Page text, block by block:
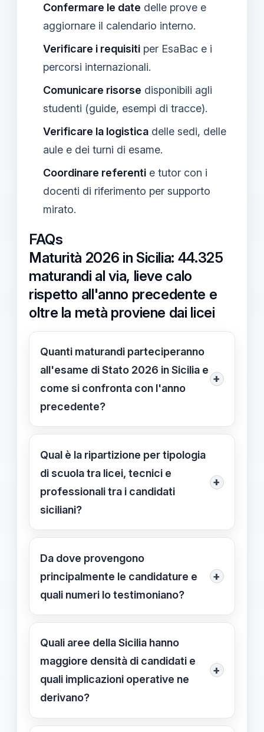
Confermare le date delle prove e
aggiornare il calendario interno.
Verificare i requisiti per EsaBac e i
percorsi internazionali.
Comunicare risorse disponibili agli
studenti (guide, esempi di tracce).
Verificare la logistica delle sedi, delle
aule e dei turni di esame.
Coordinare referenti e tutor con i
docenti di riferimento per supporto
mirato.
FAQs
Maturità 2026 in Sicilia: 44.325
maturandi al via, lieve calo
rispetto all'anno precedente e
oltre la metà proviene dai licei
Quanti maturandi parteciperanno
all'esame di Stato 2026 in Sicilia e
come si confronta con l'anno
precedente?
+
Sono 44.325 i maturandi al via in
Sicilia nel 2026, con un lieve calo
rispetto al 2025. Le prove principali
hanno date fisse: prima prova di
Italiano il 18/06/2026 e seconda il
Qual è la ripartizione per tipologia
di scuola tra licei, tecnici e
professionali tra i candidati
siciliani?
+
Licei: 24.161 maturandi (54%). Istituti
tecnici: 13.269 (30%). Istituti
professionali: 6.895 (16%).
Da dove provengono
principalmente le candidature e
quali numeri lo testimoniano?
+
Predomina la provenienza dalle
scuole statali (41.839). Candidati
interni 43.118; esterni 1.207; paritarie
2.486.
Quali aree della Sicilia hanno
maggiore densità di candidati e
quali implicazioni operative ne
derivano?
+
Palermo raccoglie 9.946 candidati,